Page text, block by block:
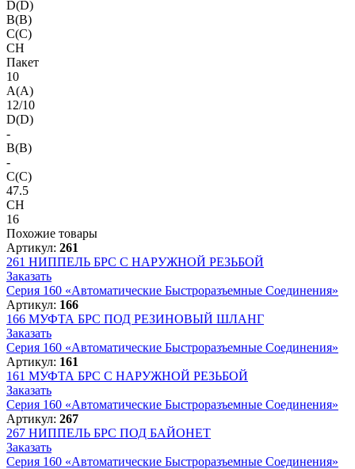
D(D)
B(B)
C(C)
CH
Пакет
10
A(A)
12/10
D(D)
-
B(B)
-
C(C)
47.5
CH
16
Похожие товары
Артикул: 261
261 НИППЕЛЬ БРС С НАРУЖНОЙ РЕЗЬБОЙ
Заказать
Серия 160 «Автоматические Быстроразъемные Соединения»
Артикул: 166
166 МУФТА БРС ПОД РЕЗИНОВЫЙ ШЛАНГ
Заказать
Серия 160 «Автоматические Быстроразъемные Соединения»
Артикул: 161
161 МУФТА БРС С НАРУЖНОЙ РЕЗЬБОЙ
Заказать
Серия 160 «Автоматические Быстроразъемные Соединения»
Артикул: 267
267 НИППЕЛЬ БРС ПОД БАЙОНЕТ
Заказать
Серия 160 «Автоматические Быстроразъемные Соединения»